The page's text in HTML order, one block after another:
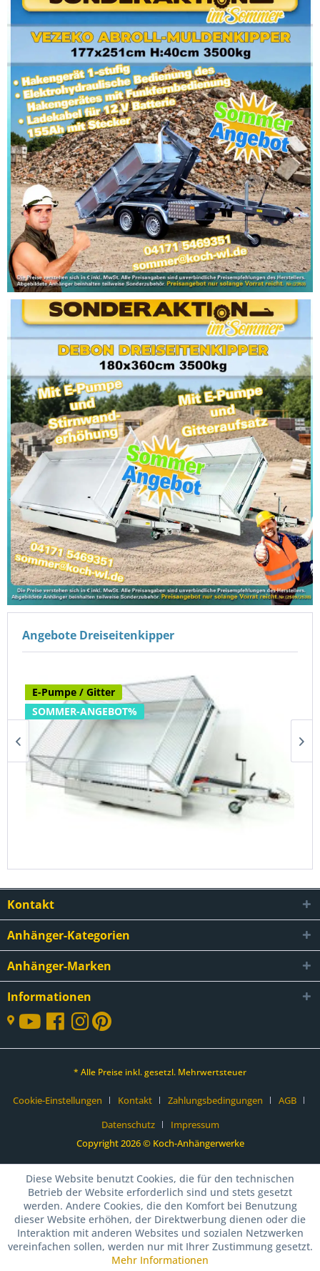
Angebote Dreiseitenkipper
E-Pumpe / Gitter
SOMMER-ANGEBOT%
Debon Dreiseitenkipper 180x306 2,6t|E-Pumpe|Gitter
Kontakt
Anhänger-Kategorien
Anhänger-Marken
Informationen
* Alle Preise inkl. gesetzl. Mehrwertsteuer
Cookie-Einstellungen Kontakt Zahlungsbedingungen
AGB
Datenschutz
Impressum
Copyright 2026 © Koch-Anhängerwerke
Diese Website benutzt Cookies, die für den technischen
Betrieb der Website erforderlich sind und stets gesetzt
werden. Andere Cookies, die den Komfort bei Benutzung
dieser Website erhöhen, der Direktwerbung dienen oder die
Interaktion mit anderen Websites und sozialen Netzwerken
vereinfachen sollen, werden nur mit Ihrer Zustimmung gesetzt.
Mehr Informationen